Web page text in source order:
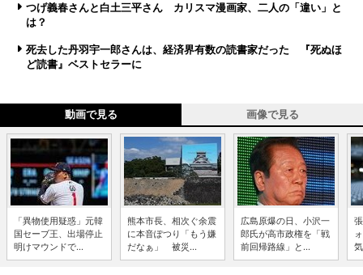
つげ義春さんと白土三平さん カリスマ漫画家、二人の「違い」と
は？
死去した丹羽宇一郎さんは、経済界有数の読書家だった 『死ぬほ
ど読書』ベストセラーに
動画で見る 画像で見る
「異物使用疑惑」元韓
国セーブ王、出場停止
明けマウンドで...
熊本市長、相次ぐ余震
に本音ぽつり「もう嫌
だなぁ」 被災...
広島原爆の日、小沢一
郎氏が高市政権を「戦
前回帰路線」と...